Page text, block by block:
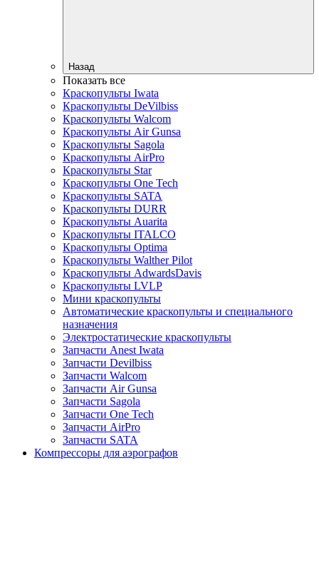
Назад
Показать все
Краскопульты Iwata
Краскопульты DeVilbiss
Краскопульты Walcom
Краскопульты Air Gunsa
Краскопульты Sagola
Краскопульты AirPro
Краскопульты Star
Краскопульты One Tech
Краскопульты SATA
Краскопульты DURR
Краскопульты Auarita
Краскопульты ITALCO
Краскопульты Optima
Краскопульты Walther Pilot
Краскопульты AdwardsDavis
Краскопульты LVLP
Мини краскопульты
Автоматические краскопульты и специального
назначения
Электростатические краскопульты
Запчасти Anest Iwata
Запчасти Devilbiss
Запчасти Walcom
Запчасти Air Gunsa
Запчасти Sagola
Запчасти One Tech
Запчасти AirPro
Запчасти SATA
Компрессоры для аэрографов